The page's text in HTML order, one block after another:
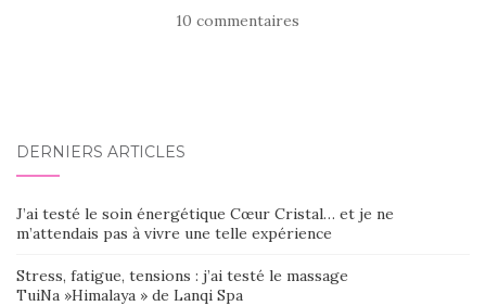
10 commentaires
DERNIERS ARTICLES
J’ai testé le soin énergétique Cœur Cristal… et je ne
m’attendais pas à vivre une telle expérience
Stress, fatigue, tensions : j’ai testé le massage
TuiNa »Himalaya » de Lanqi Spa